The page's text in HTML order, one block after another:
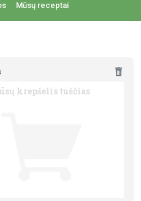
Mūsų receptai
krepšelis tuščias